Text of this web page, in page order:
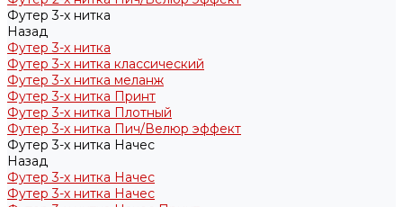
Футер 3-х нитка
Назад
Футер 3-х нитка
Футер 3-х нитка классический
Футер 3-х нитка меланж
Футер 3-х нитка Принт
Футер 3-х нитка Плотный
Футер 3-х нитка Пич/Велюр эффект
Футер 3-х нитка Начес
Назад
Футер 3-х нитка Начес
Футер 3-х нитка Начес